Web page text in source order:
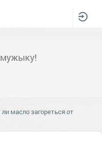
масло загореться от